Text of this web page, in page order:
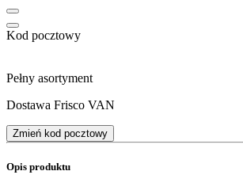
Kod pocztowy
Pełny asortyment
Dostawa Frisco VAN
Zmień kod pocztowy
Opis produktu